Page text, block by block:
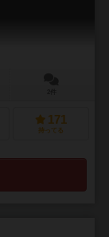
171
持ってる